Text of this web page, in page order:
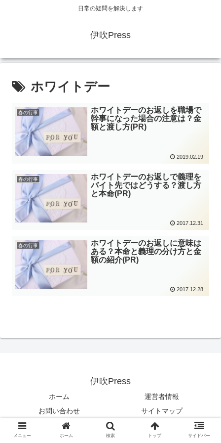
日常の疑問を解決します
伊吹Press
ホワイトデー
春の行事
ホワイトデーのお返しを職場で
幹事になった場合の注意は？金
額と渡し方(PR)
2019.02.19
春の行事
ホワイトデーのお返しで義理を
バイト先ではどうする？渡し方
と本命(PR)
2017.12.31
春の行事
ホワイトデーのお返しに意味は
ある？本命と義理の分け方と金
額の紹介(PR)
2017.12.28
伊吹Press
ホーム
運営者情報
お問い合わせ
サイトマップ
© 2017 伊吹Press.
メニュー ホーム 検索 トップ サイドバー